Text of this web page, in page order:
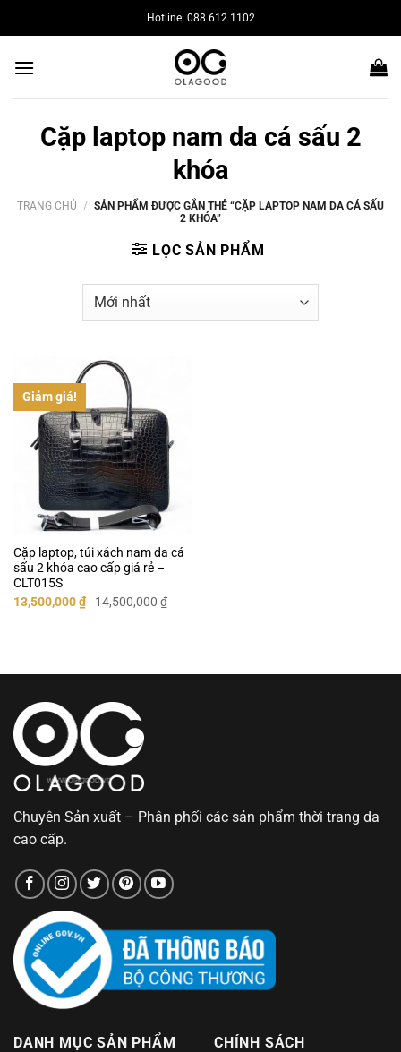
qua
dung
Hotline: 088 612 1102
Cặp laptop nam da cá sấu 2
khóa
TRANG CHỦ / SẢN PHẨM ĐƯỢC GẮN THẺ “CẶP LAPTOP NAM DA CÁ SẤU
2 KHÓA”
LỌC SẢN PHẨM
Giảm giá!
Cặp laptop, túi xách nam da cá
sấu 2 khóa cao cấp giá rẻ –
CLT015S
14,500,000₫
Giá
gốc
13,500,000₫Giá
hiện
Chuyên Sản xuất – Phân phối các sản phẩm thời trang da
cao cấp.
DANH MỤC SẢN PHẨM CHÍNH SÁCH